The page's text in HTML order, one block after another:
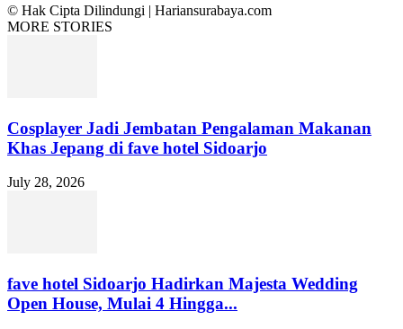
© Hak Cipta Dilindungi | Hariansurabaya.com
MORE STORIES
Cosplayer Jadi Jembatan Pengalaman Makanan
Khas Jepang di fave hotel Sidoarjo
July 28, 2026
fave hotel Sidoarjo Hadirkan Majesta Wedding
Open House, Mulai 4 Hingga...